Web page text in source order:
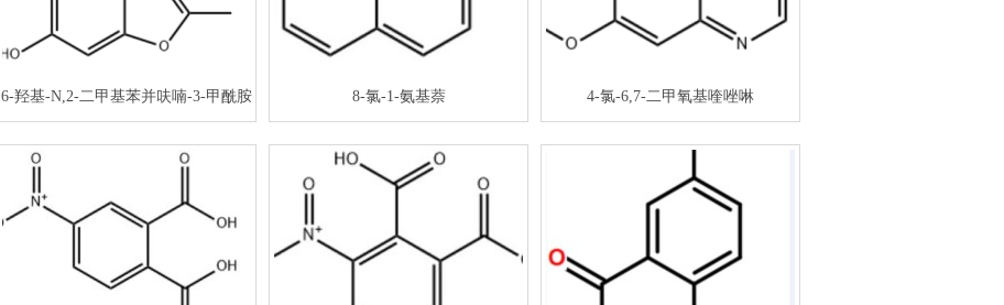
6-羟基-N,2-二甲基苯并呋喃-3-甲酰胺 8-氯-1-氨基萘 4-氯-6,7-二甲氧基喹唑啉